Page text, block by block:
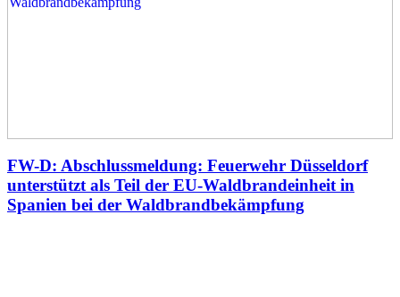
FW-D: Abschlussmeldung: Feuerwehr Düsseldorf
unterstützt als Teil der EU-Waldbrandeinheit in
Spanien bei der Waldbrandbekämpfung